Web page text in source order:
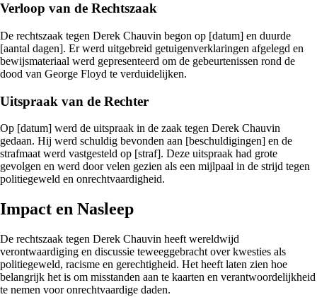
Verloop van de Rechtszaak
De rechtszaak tegen Derek Chauvin begon op [datum] en duurde
[aantal dagen]. Er werd uitgebreid getuigenverklaringen afgelegd en
bewijsmateriaal werd gepresenteerd om de gebeurtenissen rond de
dood van George Floyd te verduidelijken.
Uitspraak van de Rechter
Op [datum] werd de uitspraak in de zaak tegen Derek Chauvin
gedaan. Hij werd schuldig bevonden aan [beschuldigingen] en de
strafmaat werd vastgesteld op [straf]. Deze uitspraak had grote
gevolgen en werd door velen gezien als een mijlpaal in de strijd tegen
politiegeweld en onrechtvaardigheid.
Impact en Nasleep
De rechtszaak tegen Derek Chauvin heeft wereldwijd
verontwaardiging en discussie teweeggebracht over kwesties als
politiegeweld, racisme en gerechtigheid. Het heeft laten zien hoe
belangrijk het is om misstanden aan te kaarten en verantwoordelijkheid
te nemen voor onrechtvaardige daden.